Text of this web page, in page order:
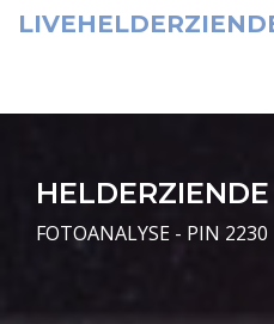
FOTOANALYSE - PIN 2230